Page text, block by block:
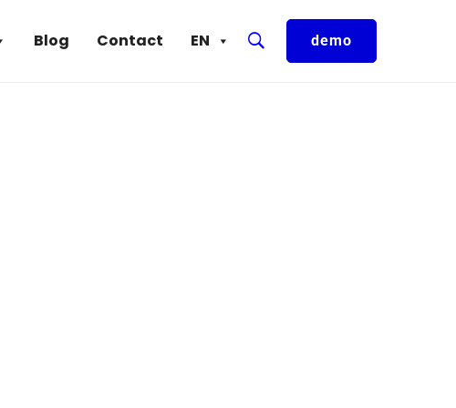
EN
Contact
Blog demo